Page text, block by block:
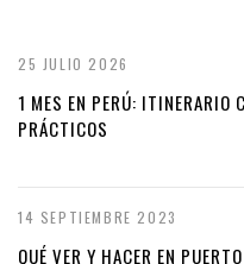
25 JULIO 2026
1 MES EN PERÚ: ITINERARIO
PRÁCTICOS
14 SEPTIEMBRE 2023
QUÉ VER Y HACER EN